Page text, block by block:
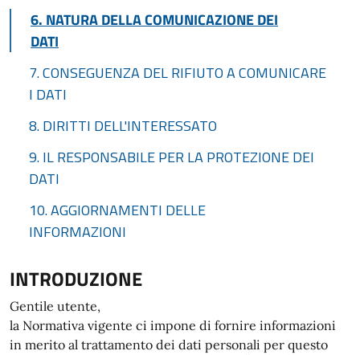
6. NATURA DELLA COMUNICAZIONE DEI
DATI
7. CONSEGUENZA DEL RIFIUTO A COMUNICARE
I DATI
8. DIRITTI DELL'INTERESSATO
9. IL RESPONSABILE PER LA PROTEZIONE DEI
DATI
10. AGGIORNAMENTI DELLE
INFORMAZIONI
INTRODUZIONE
Gentile utente,
la Normativa vigente ci impone di fornire informazioni
in merito al trattamento dei dati personali per questo